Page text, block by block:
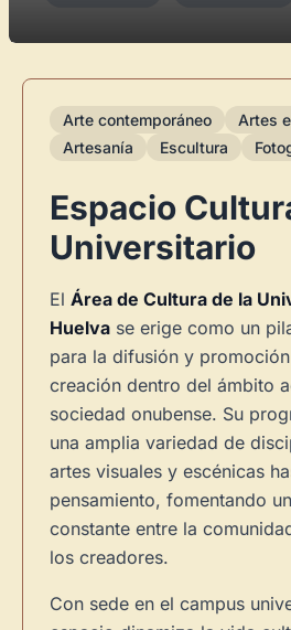
Arte contemporáneo
Artes
Artesanía
Escultura
Espacio
Universitario
El Área de Cultura de la
Huelva se erige como un
para la difusión y
creación dentro del ámbito
sociedad onubense. Su
una amplia variedad de
artes visuales y escénicas
pensamiento, fomentando
constante entre la
los creadores.
Con sede en el campus